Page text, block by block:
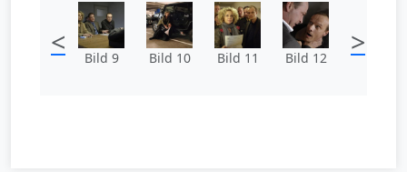
< Bild 9 Bild 10 Bild 11 Bild 12 >